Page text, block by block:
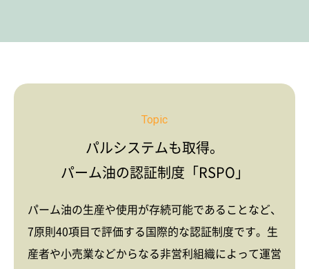
Topic
パルシステムも取得。
パーム油の認証制度「RSPO」
パーム油の生産や使用が存続可能であることなど、
7原則40項目で評価する国際的な認証制度です。生
産者や小売業などからなる非営利組織によって運営